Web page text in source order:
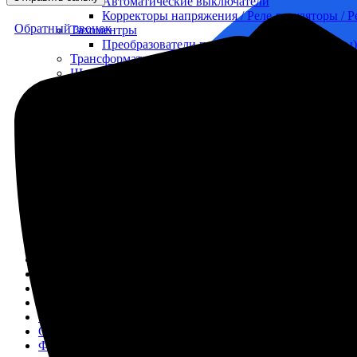
Корректоры напряжения / Реле-регуляторы
Тахоментры
Преобразователи первичные (тахогенераторы)
Трансформаторы
Щитовые приборы
Сигнализация и автоматика
Судовая запорная арматура
Фильтры и фильтроэлементы
Обратный звонок